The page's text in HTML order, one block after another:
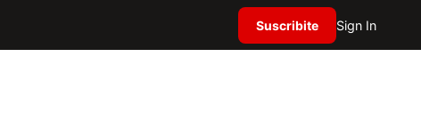
Suscribite Sign In